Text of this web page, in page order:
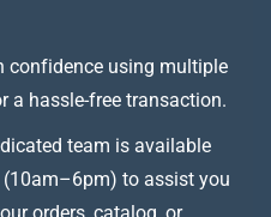
confidence using multiple
a hassle-free transaction.
team is available
to assist you